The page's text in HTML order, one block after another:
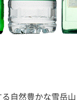
自然豊かな雪岳山